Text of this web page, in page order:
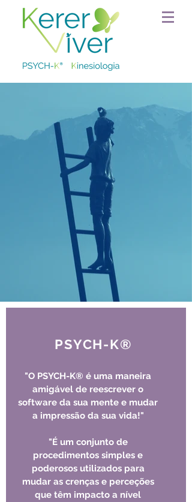
PSYCH-K®
"O PSYCH-K® é uma maneira
amigável de reescrever o
software da sua mente e mudar
a impressão da sua vida!"
"É um conjunto de
procedimentos simples e
poderosos utilizados para
mudar as crenças e perceções
que têm impacto a nível